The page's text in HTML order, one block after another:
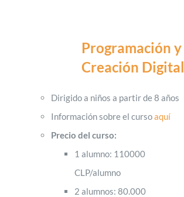
Programación y
Creación Digital
Dirigido a niños a partir de 8 años
Información sobre el cursoaquí
Precio del curso:
1 alumno: 110000
CLP/alumno
2 alumnos: 80.000